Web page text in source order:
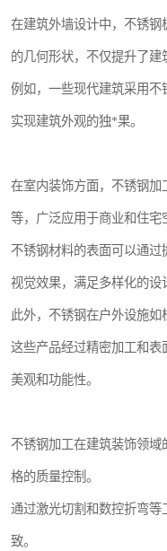
在建筑外墙设计中，不锈
的几何形状，不仅提升了建
例如，一些现代建筑采用不
实现建筑外观的独*果。
在室内装饰方面，不锈钢
等，广泛应用于商业和住宅
不锈钢材料的表面可以通
视觉效果，满足多样化的设
此外，不锈钢在户外设施如
这些产品经过精密加工和
美观和功能性。
不锈钢加工在建筑装饰领
格的质量控制。
通过激光切割和数控折弯
致。